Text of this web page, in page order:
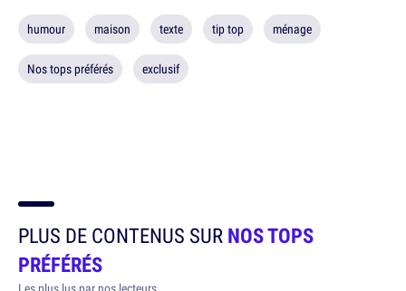
humour maison texte tip top ménage
Nos tops préférés exclusif
PLUS DE CONTENUS SURNOS TOPS
PRÉFÉRÉS